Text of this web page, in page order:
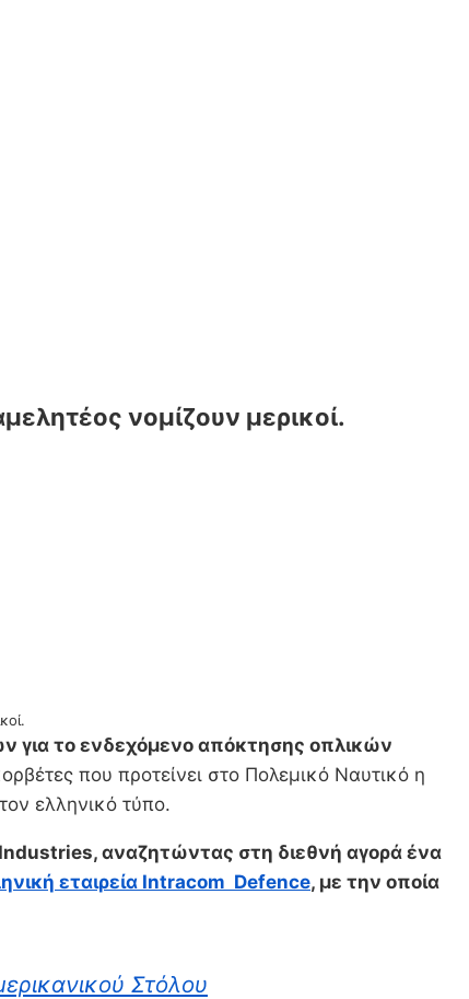
νομίζουν μερικοί.
για το ενδεχόμενο απόκτησης οπλικών
που προτείνει στο Πολεμικό Ναυτικό η
ελληνικό τύπο.
αναζητώντας στη διεθνή αγορά ένα
εταιρεία Ιntracom Defence, με την οποία
Στόλου